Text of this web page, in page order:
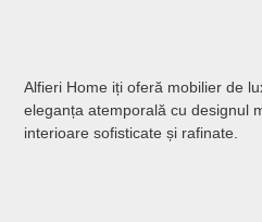
Alfieri Home iți oferă mobilier de
eleganța atemporală cu designul
interioare sofisticate și rafinate.